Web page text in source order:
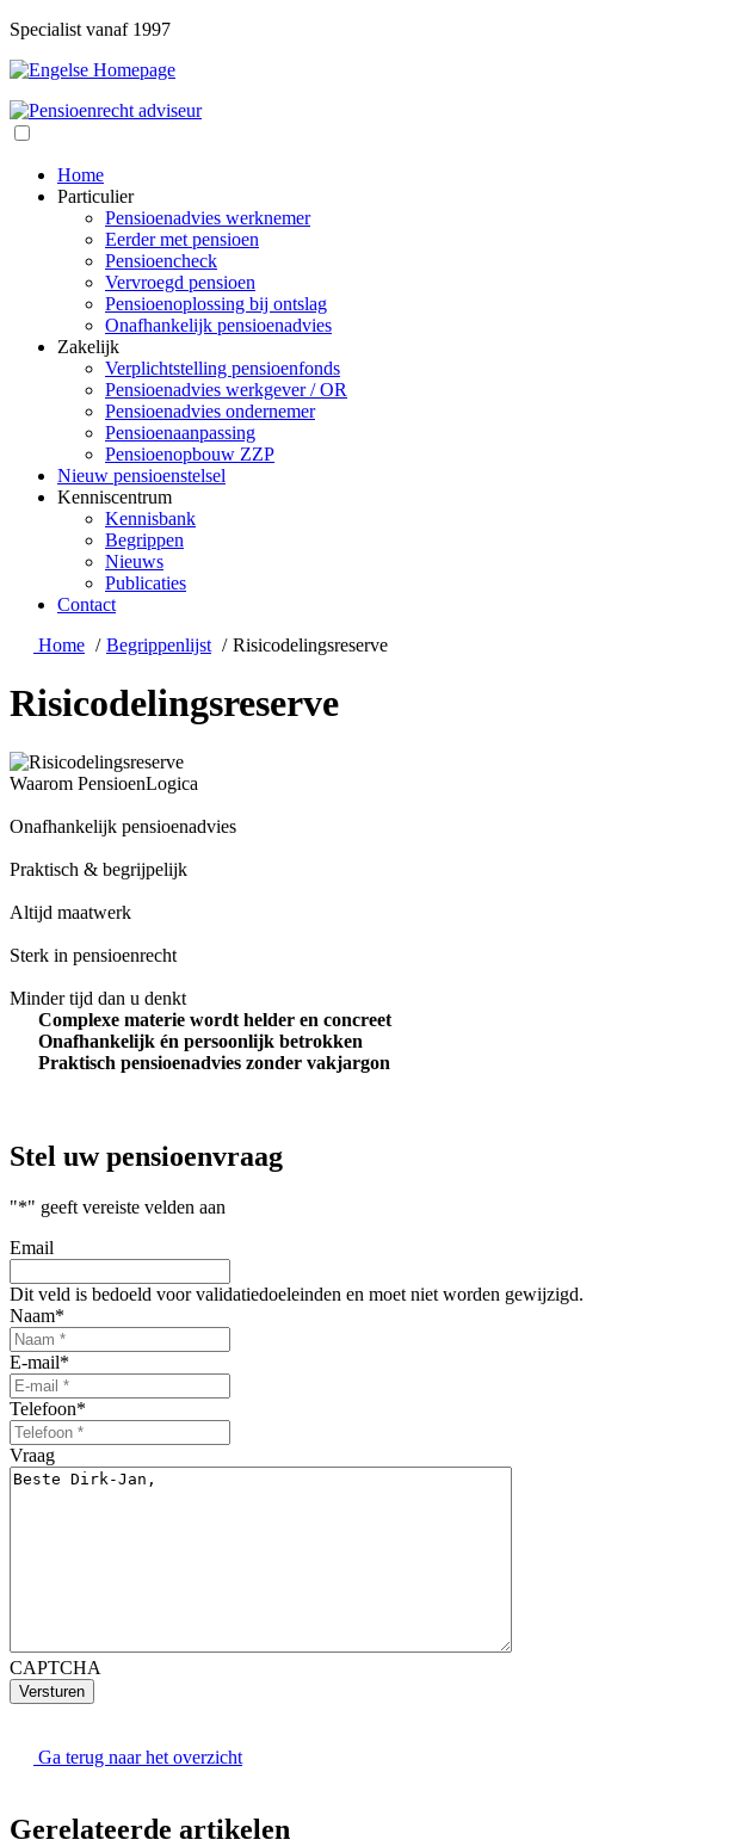
Specialist vanaf 1997
Home
Particulier
Pensioenadvies werknemer
Eerder met pensioen
Pensioencheck
Vervroegd pensioen
Pensioenoplossing bij ontslag
Onafhankelijk pensioenadvies
Zakelijk
Verplichtstelling pensioenfonds
Pensioenadvies werkgever / OR
Pensioenadvies ondernemer
Pensioenaanpassing
Pensioenopbouw ZZP
Nieuw pensioenstelsel
Kenniscentrum
Kennisbank
Begrippen
Nieuws
Publicaties
Contact
Home
Begrippenlijst Risicodelingsreserve
Risicodelingsreserve
Waarom PensioenLogica
Onafhankelijk pensioenadvies
Praktisch & begrijpelijk
Altijd maatwerk
Sterk in pensioenrecht
Minder tijd dan u denkt
Complexe materie wordt helder en concreet
Onafhankelijk én persoonlijk betrokken
Praktisch pensioenadvies zonder vakjargon
Stel uwpensioenvraag
"*" geeft vereiste velden aan
Email
Dit veld is bedoeld voor validatiedoeleinden en moet niet worden gewijzigd.
Naam*
E-mail*
Telefoon*
Vraag
CAPTCHA
Versturen
Ga terug naar het overzicht
Gerelateerde artikelen